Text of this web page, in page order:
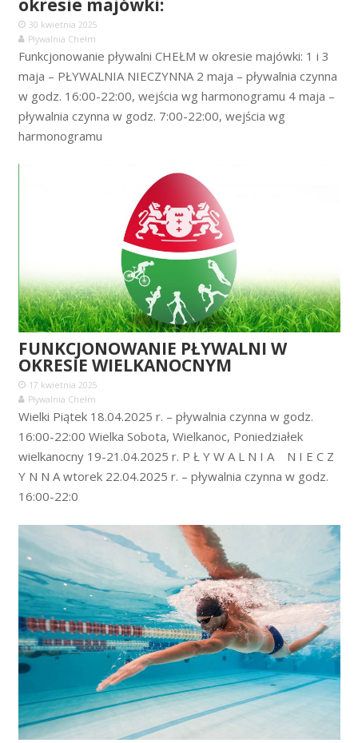
okresie majówki:
30 kwietnia 2025
Pływalnia Chełm
Funkcjonowanie pływalni CHEŁM w okresie majówki: 1 i 3
maja – PŁYWALNIA NIECZYNNA 2 maja – pływalnia czynna
w godz. 16:00-22:00, wejścia wg harmonogramu 4 maja –
pływalnia czynna w godz. 7:00-22:00, wejścia wg
harmonogramu
FUNKCJONOWANIE PŁYWALNI W
OKRESIE WIELKANOCNYM
17 kwietnia 2025
Pływalnia Chełm
Wielki Piątek 18.04.2025 r. – pływalnia czynna w godz.
16:00-22:00 Wielka Sobota, Wielkanoc, Poniedziałek
wielkanocny 19-21.04.2025 r. P Ł Y W A L N I A N I E C Z
Y N N A wtorek 22.04.2025 r. – pływalnia czynna w godz.
16:00-22:0